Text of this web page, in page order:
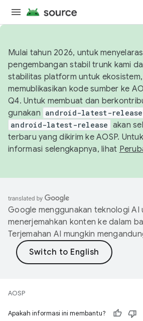
Mulai tahun 2026, untuk
pengembangan stabil trunk kami
stabilitas platform untuk ekosistem,
memublikasikan kode sumber ke
Q4. Untuk membuat dan
gunakan android-latest-release
android-latest-release akan
terbaru yang dikirim ke AOSP.
informasi selengkapnya, lihat
Google menggunakan teknologi AI
menerjemahkan konten ke dalam
Terjemahan AI mungkin
AOSP
Apakah informasi ini membantu?